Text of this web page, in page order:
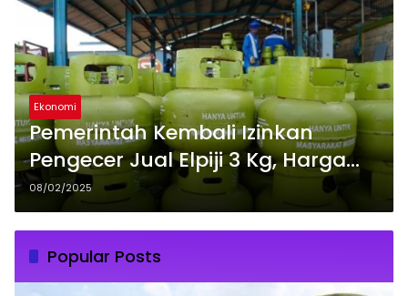
Ekonomi
Pemerintah Kembali Izinkan
Pengecer Jual Elpiji 3 Kg, Harga
Masih Beragam
08/02/2025
Popular Posts